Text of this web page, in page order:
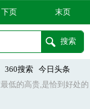
下页 末页
360搜索
今日头条
低的高贵,是恰到好处的